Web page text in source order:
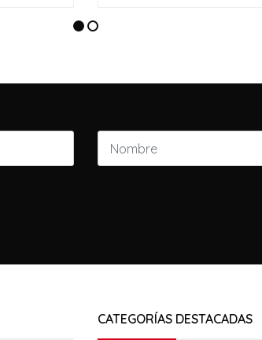
CATEGORÍAS DESTACADAS